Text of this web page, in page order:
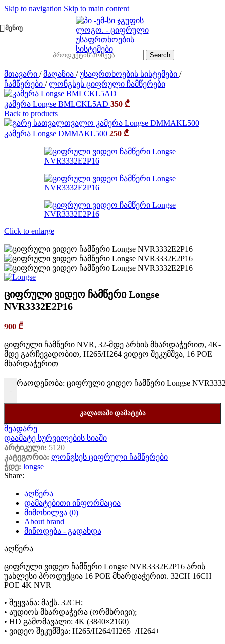
Skip to navigation Skip to main content
ᲛᲔᲜᲘᲣ
Search
მთავარი / მაღაზია / უსაფრთხოების სისტემები /
ჩამწერები / ლონგსეს ციფრული ჩამწერები
კამერა Longse BMLCKL5AD 350 ₾
Back to products
კამერა Longse DMMAKL500 250 ₾
Click to enlarge
ციფრული ვიდეო ჩამწერი Longse
NVR3332E2P16
900 ₾
ციფრული ჩამწერი NVR, 32-მდე არხის მხარდაჭერით, 4K-
მდე გარჩევადობით, H265/H264 ვიდეო შეკუმშვა, 16 POE
მხარდაჭერით
-
რაოდენობა: ციფრული ვიდეო ჩამწერი Longse
ᲙᲐᲚᲐᲗᲐᲨᲘ ᲓᲐᲛᲐᲢᲔᲑᲐ
შეადარე
დაამატე სურვილების სიაში
არტიკული: 5120
კატეგორია: ლონგსეს ციფრული ჩამწერები
ჭდე: longse
Share:
აღწერა
დამატებითი ინფორმაცია
მიმოხილვა (0)
About brand
მიწოდება - გადახდა
აღწერა
ციფრული ვიდეო ჩამწერი Longse NVR3332E2P16 არის
უახლესი პროდუქცია 16 POE მხარდაჭერით. 32CH 16CH
POE 4K NVR
• შეყვანა: მაქს. 32CH;
• აუდიოს მხარდაჭერა (ორმხრივი);
• HD გამომავალი: 4K (3840×2160)
• ვიდეო შეკუმშვა: H265/H264/H265+/H264+